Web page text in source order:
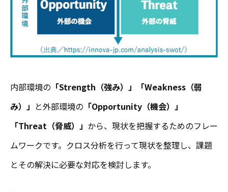
内部環境の 「Strength（強み）」「Weakness（弱
み）」 と外部環境の 「Opportunity（機会）」
「Threat（脅威）」 から、現状を把握するためのフレー
ムワークです。クロス分析を行って現状を整理し、課題
とその解決に必要な対応を検討します。